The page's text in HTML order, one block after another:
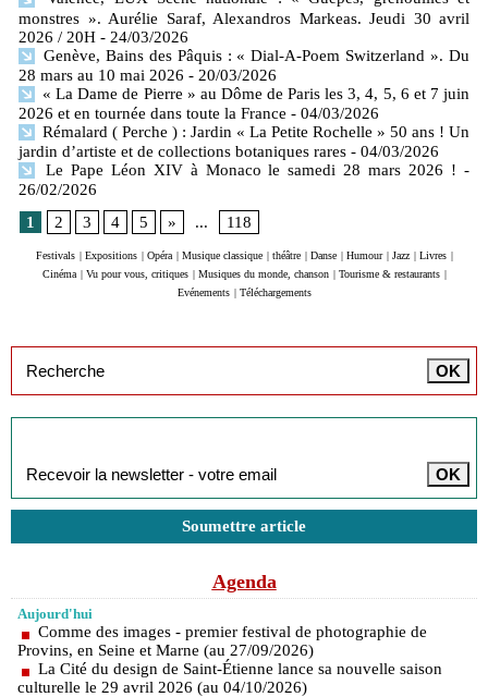
monstres ». Aurélie Saraf, Alexandros Markeas. Jeudi 30 avril
2026 / 20H - 24/03/2026
Genève, Bains des Pâquis : « Dial-A-Poem Switzerland ». Du
28 mars au 10 mai 2026 - 20/03/2026
« La Dame de Pierre » au Dôme de Paris les 3, 4, 5, 6 et 7 juin
2026 et en tournée dans toute la France - 04/03/2026
Rémalard ( Perche ) : Jardin « La Petite Rochelle » 50 ans ! Un
jardin d’artiste et de collections botaniques rares - 04/03/2026
Le Pape Léon XIV à Monaco le samedi 28 mars 2026 ! -
26/02/2026
1
2 3 4 5 » ... 118
Festivals | Expositions | Opéra | Musique classique | théâtre | Danse | Humour | Jazz | Livres |
Cinéma | Vu pour vous, critiques | Musiques du monde, chanson | Tourisme & restaurants |
Evénements | Téléchargements
Soumettre article
Agenda
Aujourd'hui
Comme des images - premier festival de photographie de
Provins, en Seine et Marne (au 27/09/2026)
La Cité du design de Saint-Étienne lance sa nouvelle saison
culturelle le 29 avril 2026 (au 04/10/2026)